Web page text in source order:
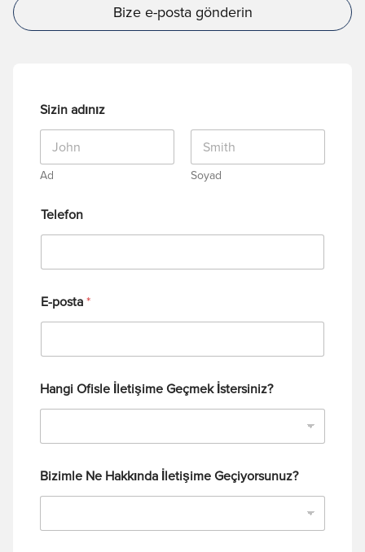
Bize e-posta gönderin
Sizin adınız
Ad Soyad
Telefon
E-posta*
Hangi Ofisle İletişime Geçmek İstersiniz?
Bizimle Ne Hakkında İletişime Geçiyorsunuz?